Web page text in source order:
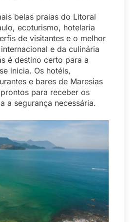
belas praias do Litoral
ecoturismo, hotelaria
de visitantes e o melhor
e da culinária
é destino certo para a
inicia. Os hotéis,
e bares de Maresias
para receber os
a segurança necessária.